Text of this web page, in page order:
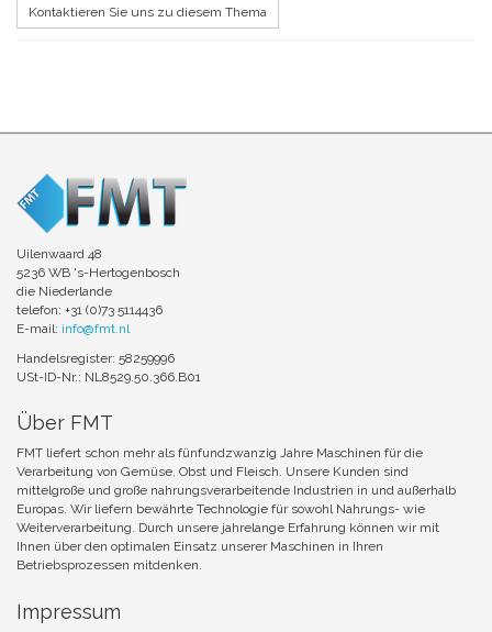
Kontaktieren Sie uns zu diesem Thema
Uilenwaard 48
5236 WB 's-Hertogenbosch
die Niederlande
telefon: +31 (0)73 5114436
E-mail: info@fmt.nl
Handelsregister: 58259996
USt-ID-Nr.: NL8529.50.366.B01
Über FMT
FMT liefert schon mehr als fünfundzwanzig Jahre Maschinen für die
Verarbeitung von Gemüse, Obst und Fleisch. Unsere Kunden sind
mittelgroße und große nahrungsverarbeitende Industrien in und außerhalb
Europas. Wir liefern bewährte Technologie für sowohl Nahrungs- wie
Weiterverarbeitung. Durch unsere jahrelange Erfahrung können wir mit
Ihnen über den optimalen Einsatz unserer Maschinen in Ihren
Betriebsprozessen mitdenken.
Impressum